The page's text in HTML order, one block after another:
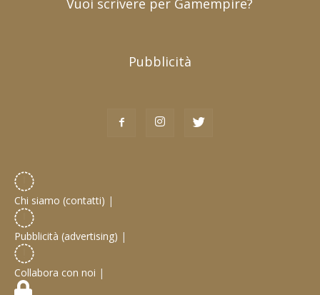
Vuoi scrivere per Gamempire?
Pubblicità
Chi siamo (contatti) |
Pubblicità (advertising) |
Collabora con noi |